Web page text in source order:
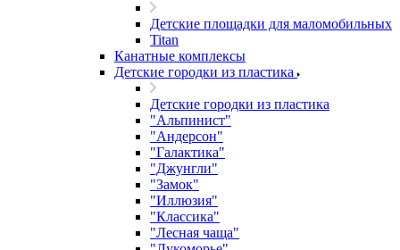
Детские площадки для маломобильных
Titan
Канатные комплексы
Детские городки из пластика
Детские городки из пластика
"Альпинист"
"Андерсон"
"Галактика"
"Джунгли"
"Замок"
"Иллюзия"
"Классика"
"Лесная чаща"